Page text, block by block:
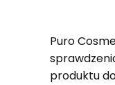
Puro
produktu